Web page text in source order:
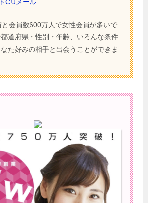
C!Jメール
会員数600万人で女性会員が多いで
道府県・性別・年齢、いろんな条件
た好みの相手と出会うことができま